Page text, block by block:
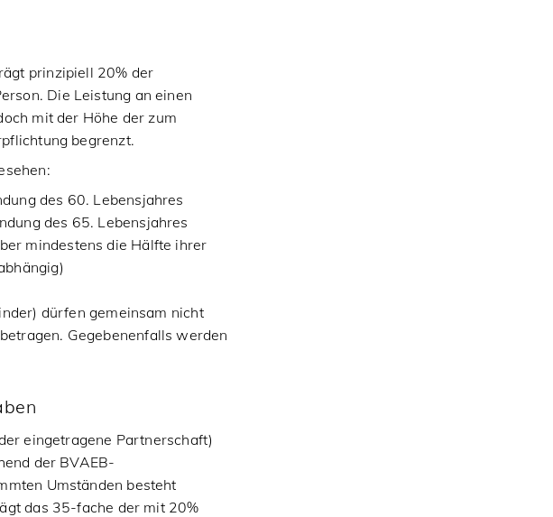
prinzipiell 20% der
Die Leistung an einen
mit der Höhe der zum
begrenzt.
des 60. Lebensjahres
des 65. Lebensjahres
mindestens die Hälfte ihrer
dürfen gemeinsam nicht
Gegebenenfalls werden
eingetragene Partnerschaft)
der BVAEB-
Umständen besteht
das 35-fache der mit 20%